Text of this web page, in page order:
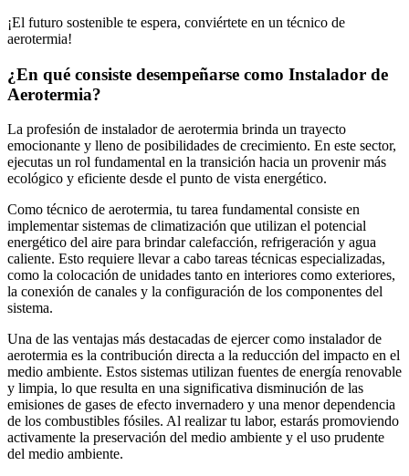
¡El futuro sostenible te espera, conviértete en un técnico de
aerotermia!
¿En qué consiste desempeñarse como Instalador de
Aerotermia?
La profesión de instalador de aerotermia brinda un trayecto
emocionante y lleno de posibilidades de crecimiento. En este sector,
ejecutas un rol fundamental en la transición hacia un provenir más
ecológico y eficiente desde el punto de vista energético.
Como técnico de aerotermia, tu tarea fundamental consiste en
implementar sistemas de climatización que utilizan el potencial
energético del aire para brindar calefacción, refrigeración y agua
caliente. Esto requiere llevar a cabo tareas técnicas especializadas,
como la colocación de unidades tanto en interiores como exteriores,
la conexión de canales y la configuración de los componentes del
sistema.
Una de las ventajas más destacadas de ejercer como instalador de
aerotermia es la contribución directa a la reducción del impacto en el
medio ambiente. Estos sistemas utilizan fuentes de energía renovable
y limpia, lo que resulta en una significativa disminución de las
emisiones de gases de efecto invernadero y una menor dependencia
de los combustibles fósiles. Al realizar tu labor, estarás promoviendo
activamente la preservación del medio ambiente y el uso prudente
del medio ambiente.